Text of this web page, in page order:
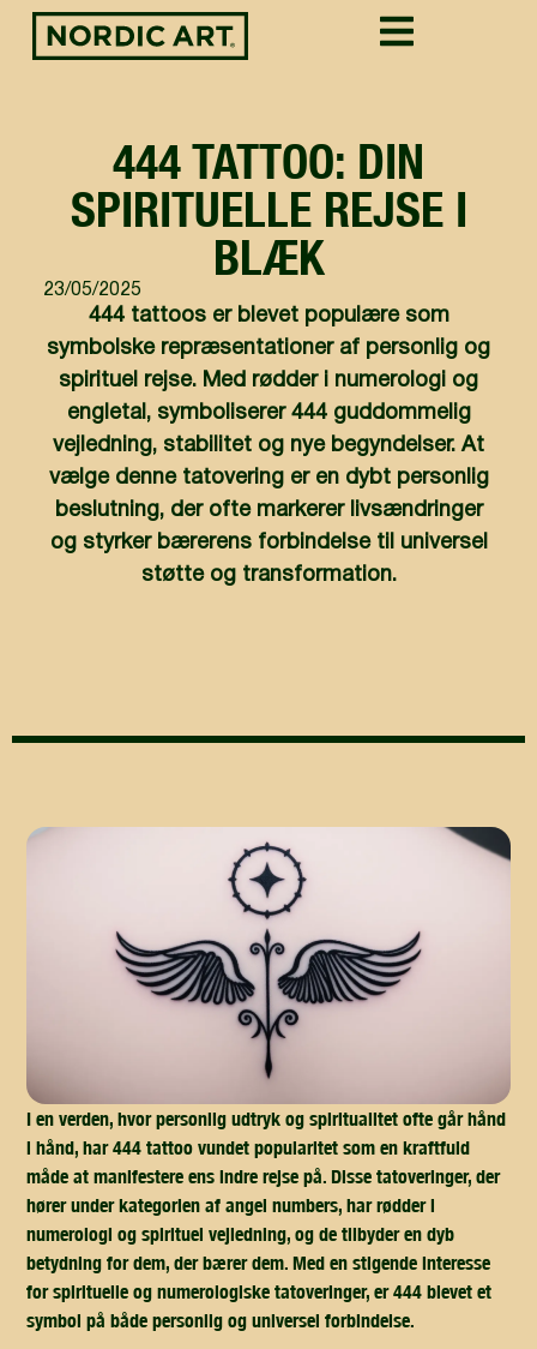
444 TATTOO: DIN
SPIRITUELLE REJSE I
BLÆK
23/05/2025
444 tattoos er blevet populære som
symbolske repræsentationer af personlig og
spirituel rejse. Med rødder i numerologi og
engletal, symboliserer 444 guddommelig
vejledning, stabilitet og nye begyndelser. At
vælge denne tatovering er en dybt personlig
beslutning, der ofte markerer livsændringer
og styrker bærerens forbindelse til universel
støtte og transformation.
I en verden, hvor personlig udtryk og spiritualitet ofte går hånd
i hånd, har 444 tattoo vundet popularitet som en kraftfuld
måde at manifestere ens indre rejse på. Disse tatoveringer, der
hører under kategorien af angel numbers, har rødder i
numerologi og spirituel vejledning, og de tilbyder en dyb
betydning for dem, der bærer dem. Med en stigende interesse
for spirituelle og numerologiske tatoveringer, er 444 blevet et
symbol på både personlig og universel forbindelse.